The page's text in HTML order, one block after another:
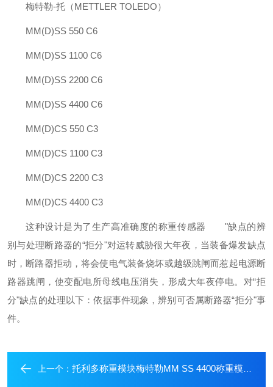
梅特勒-托（METTLER TOLEDO）
MM(D)SS 550 C6
MM(D)SS 1100 C6
MM(D)SS 2200 C6
MM(D)SS 4400 C6
MM(D)CS 550 C3
MM(D)CS 1100 C3
MM(D)CS 2200 C3
MM(D)CS 4400 C3
这种设计是为了生产高准确度的称重传感器 "缺点的辨
别与处理断路器的“拒分"对运转威胁很大年夜，当装备爆发缺点
时，断路器拒动，将会使电气装备烧坏或越级跳闸而惹起电源断
路器跳闸，使变配电所母线电压消失，形成大年夜停电。对“拒
分"缺点的处理以下：依据事件现象，辨别可否属断路器“拒分"事
件。
上一个： 托利多称重模块梅特勒MM SS 4400称重模块供应